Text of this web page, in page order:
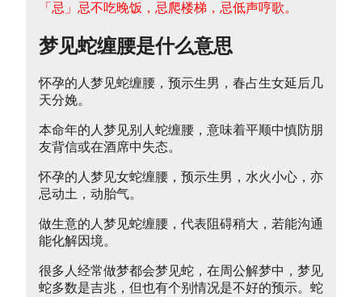
「忌」忌不吃晚饭，忌爬楼梯，忌低声哼歌。
梦见蛇缠腰是什么意思
怀孕的人梦见蛇缠腰，预示生男，春占生女延后几
天分娩。
本命年的人梦见别人蛇缠腰，意味着平顺中慎防朋
友背信或在酒席中失态。
怀孕的人梦见女蛇缠腰，预示生男，水火小心，亦
忌动土，动胎气。
做生意的人梦见蛇缠腰，代表阻碍稍大，若能沟通
能化解因境。
很多人经常做梦都会梦见蛇，在周公解梦中，梦见
蛇多数是吉兆，但也有个别情况是不好的预示。蛇